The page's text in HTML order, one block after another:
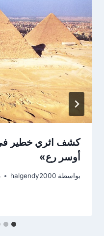
كشف اثري خطير
أوسر رع»
بواسطة halgendy2000